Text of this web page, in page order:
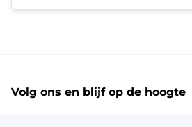
Volg ons en blijf op de hoogte